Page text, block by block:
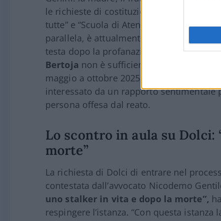
le richieste di costituzione di Francesco
tutte” e “Scuola di Atene”. Dolci, con cui
parallela, è attualmente indagato a
testa dopo la profanazione della tomba
Bertoja non è sufficiente “l’esistenza di
maggio a ottobre 2025), non connotato
interessato da un rapporto
persona offesa dal reato.
Lo scontro in aula su Dolci:
morte”
La richiesta di Dolci di entrare nel
contestata dall’avvocato Nicodemo
uno stalker in vita e dopo la morte”,
respingere l’istanza. “Con questa